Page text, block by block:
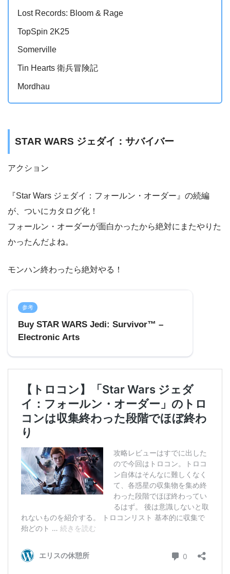
Lost Records: Bloom & Rage
TopSpin 2K25
Somerville
Tin Hearts 衛兵冒険記
Mordhau
STAR WARS ジェダイ：サバイバー
アクション
『Star Wars ジェダイ：フォールン・オーダー』の続編
が、ついにカタログ化！
フォールン・オーダーが面白かったから絶対にまたやりた
かったんだよね。
モンハン終わったら絶対やる！
参考
Buy STAR WARS Jedi: Survivor™ –
Electronic Arts